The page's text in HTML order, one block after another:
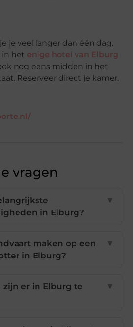
je veel langer dan één dag.
in het enige hotel van Elburg
nog eens midden in het
Reserveer direct je kamer.
vragen
in Elburg?
▼
maken op een
in Elburg?
▼
zijn er in Elburg te
▼